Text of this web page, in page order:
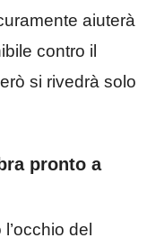
aiuterà
contro il
si rivedrà solo
pronto a
del